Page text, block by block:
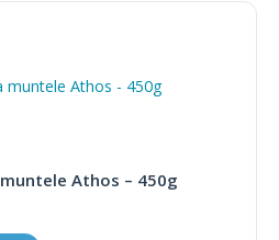
Miere de padure de la muntele Athos – 450g